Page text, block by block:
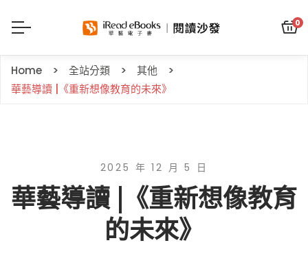
0
Home 全站分類
其他
華藝導讀 |《重新想像教育的未來》
2025 年 12 月 5 日
華藝導讀 |《重新想像教育
的未來》